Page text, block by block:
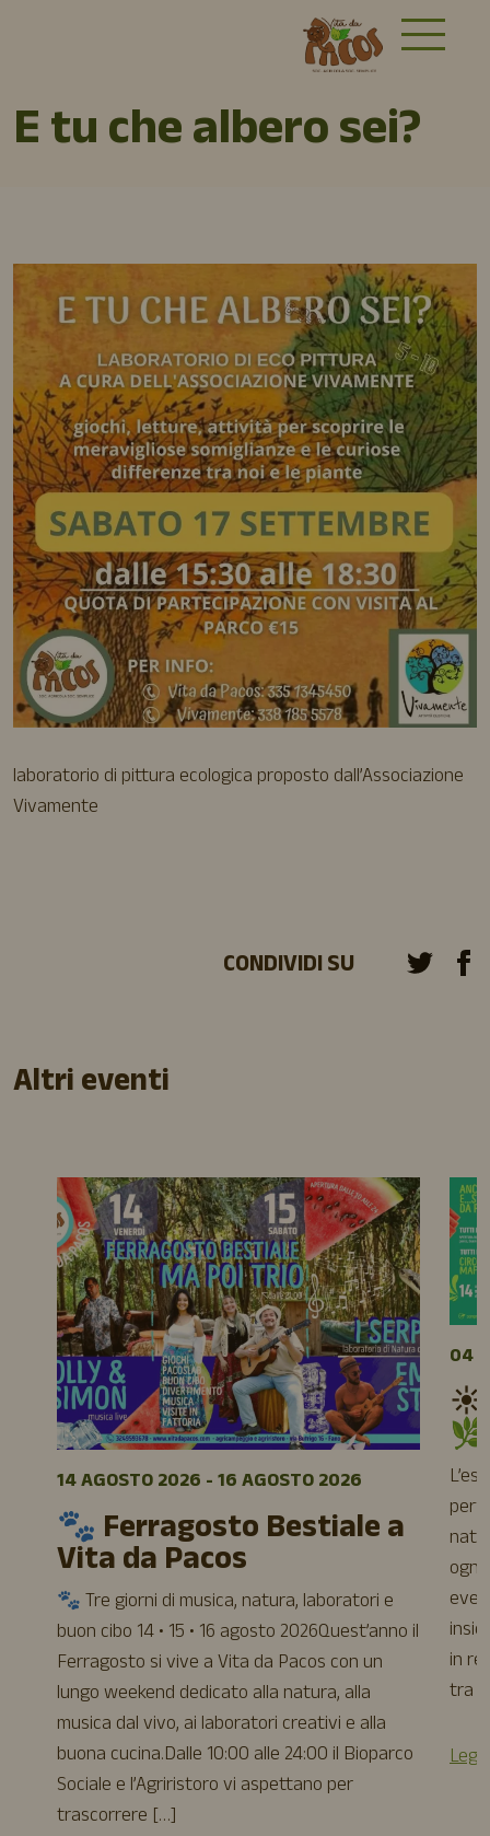
E tu che albero sei?
laboratorio di pittura ecologica proposto dall’Associazione
Vivamente
CONDIVIDI SU
Altri eventi
14 AGOSTO 2026 - 16 AGOSTO 2026
🐾 Ferragosto Bestiale a
Vita da Pacos
🐾 Tre giorni di musica, natura, laboratori e
buon cibo 14 • 15 • 16 agosto 2026Quest’anno il
Ferragosto si vive a Vita da Pacos con un
lungo weekend dedicato alla natura, alla
musica dal vivo, ai laboratori creativi e alla
buona cucina.Dalle 10:00 alle 24:00 il Bioparco
Sociale e l’Agriristoro vi aspettano per
trascorrere […]
04
☀️
🌿
in
tra